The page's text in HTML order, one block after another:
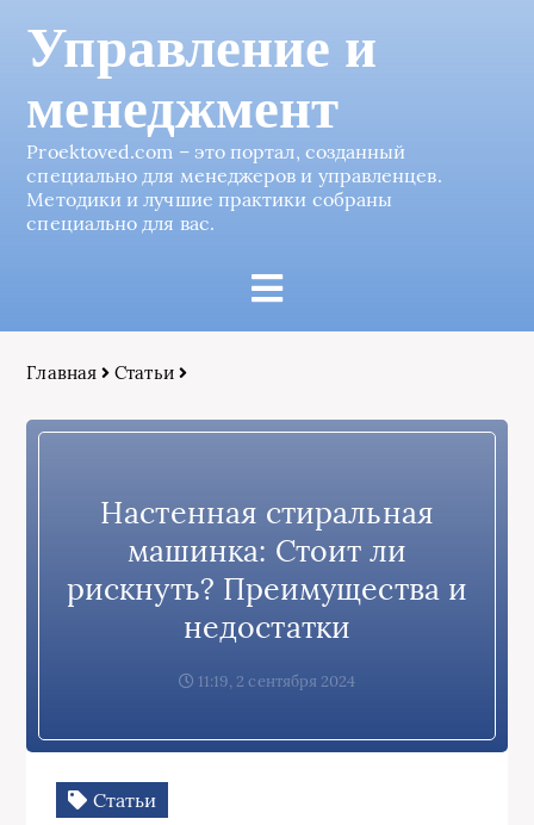
Управление и
менеджмент
Proektoved.com – это портал, созданный
специально для менеджеров и управленцев.
Методики и лучшие практики собраны
специально для вас.
Главная Статьи
Настенная стиральная
машинка: Стоит ли
рискнуть? Преимущества и
недостатки
11:19, 2 сентября 2024
Статьи